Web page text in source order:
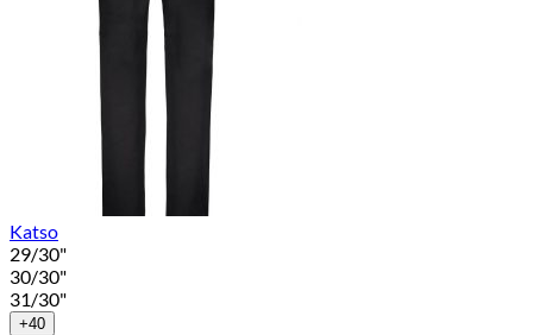
Katso
29/30"
30/30"
31/30"
+40